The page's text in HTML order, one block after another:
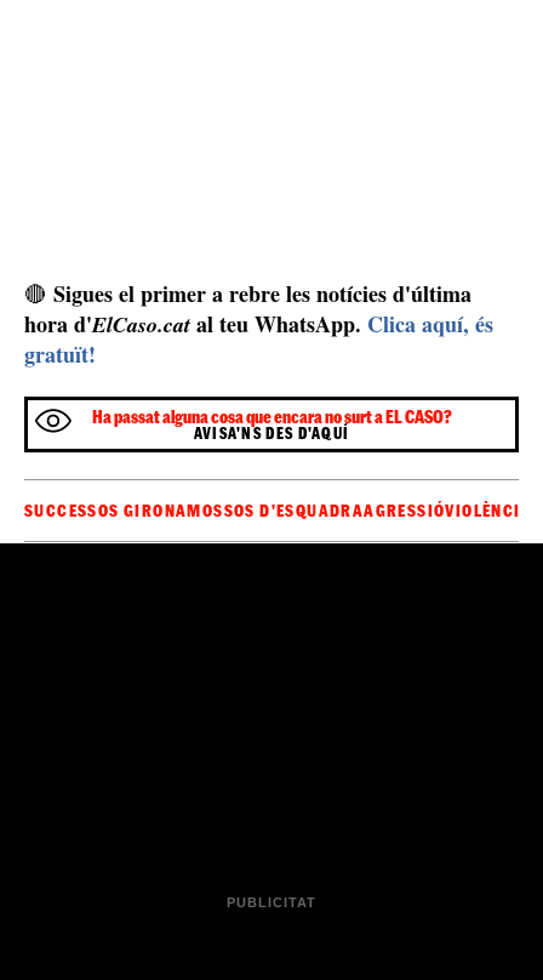
🔴 Sigues el primer a rebre les notícies d'última
hora d'ElCaso.cat al teu WhatsApp. Clica aquí, és
gratuït!
Ha passat alguna cosa que encara no surt a EL CASO?
AVISA'NS DES D'AQUÍ
SUCCESSOS GIRONAMOSSOS D'ESQUADRAAGRESSIÓVIOLÈNCIA